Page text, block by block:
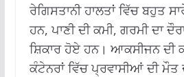
ਰੇਗਿਸਤਾਨੀ ਹਾਲਤਾਂ ਵਿੱਚ ਬਹੁਤ
ਹਨ, ਪਾਣੀ ਦੀ ਕਮੀ, ਗਰਮੀ ਦਾ
ਸ਼ਿਕਾਰ ਹੋਏ ਹਨ। ਆਕਸੀਜਨ ਦੀ
ਕੰਟੇਨਰਾਂ ਵਿੱਚ ਪ੍ਰਵਾਸੀਆਂ ਦੀ